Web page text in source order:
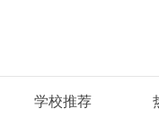
学校推荐